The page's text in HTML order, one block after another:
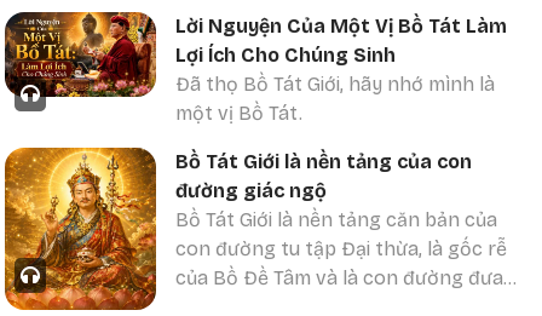
nguyện trước mười phương ba đời chư
Phật, chư Bồ Tát rằng sẽ gìn giữ giới
nguyện, không để hủy phạm, và đặc
biệt là không bao giờ từ bỏ bất kỳ
đau. Trong bài giảng này, quý Phật tử
được khai thị về ý nghĩa chân thật của
việc lãnh thọ Quy Y Tam Bảo và Quy
Giới. Quy Y không phải là nương tựa vào
một đấng thần linh bên ngoài, mà là
quay về nương tựa nơi Phật - bậc Thầy
giác ngộ, nương tựa nơi Pháp
Lời Nguyện Của Một Vị Bồ Tát Làm
Lợi Ích Cho Chúng Sinh
Đã thọ Bồ Tát Giới, hãy nhớ mình là
một vị Bồ Tát.
Bồ Tát Giới là nền tảng của con
đường giác ngộ
Bồ Tát Giới là nền tảng căn bản của
con đường tu tập Đại thừa, là gốc rễ
của Bồ Đề Tâm và là con đường đưa